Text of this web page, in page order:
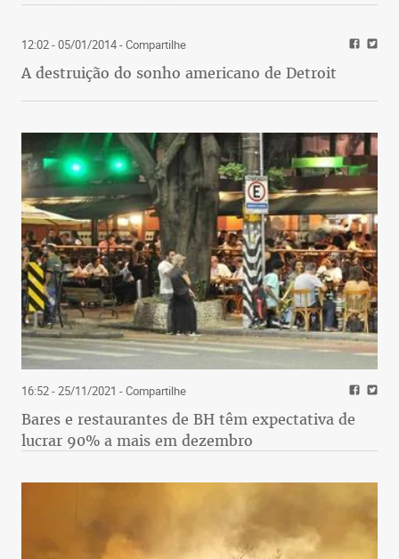
12:02 - 05/01/2014- Compartilhe
A destruição do sonho americano de Detroit
16:52 - 25/11/2021 - Compartilhe
Bares e restaurantes de BH têm expectativa de
lucrar 90% a mais em dezembro